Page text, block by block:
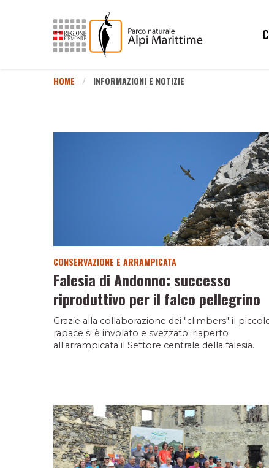
HOME INFORMAZIONI E NOTIZIE
CONSERVAZIONE E ARRAMPICATA
Falesia di Andonno: successo
riproduttivo per il falco pellegrino
Grazie alla collaborazione dei "climbers" il
rapace si è involato e svezzato: riaperto
all'arrampicata il Settore centrale della falesia.